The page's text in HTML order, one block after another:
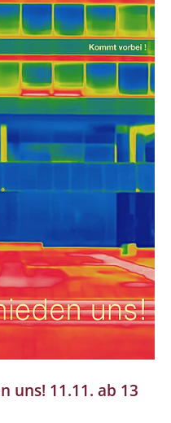
uns! 11.11. ab 13